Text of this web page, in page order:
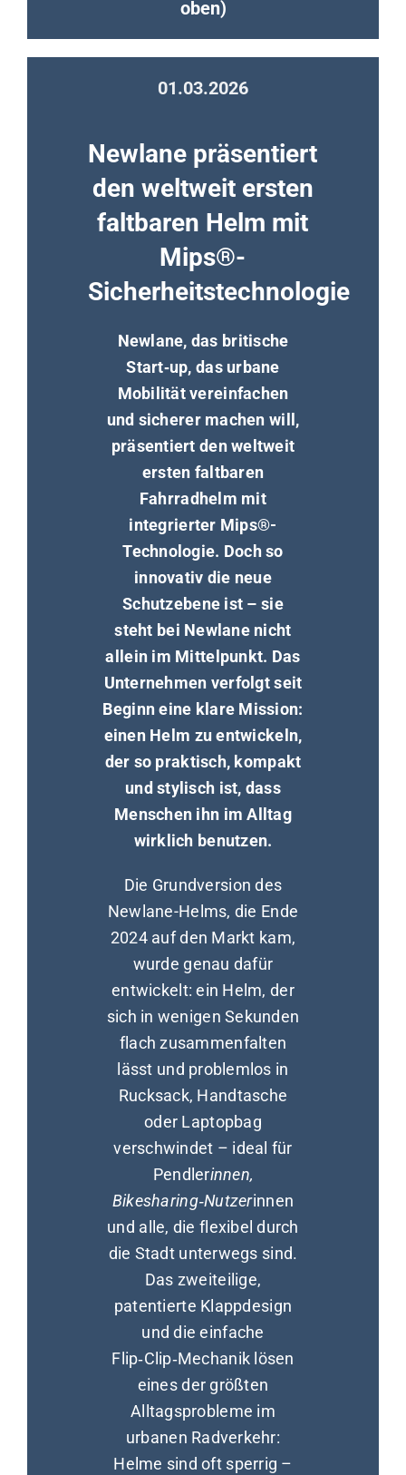
oben)
01.03.2026
Newlane präsentiert
den weltweit ersten
faltbaren Helm mit
Mips®-
Sicherheitstechnologie
Newlane, das britische
Start‑up, das urbane
Mobilität vereinfachen
und sicherer machen will,
präsentiert den weltweit
ersten faltbaren
Fahrradhelm mit
integrierter Mips®-
Technologie. Doch so
innovativ die neue
Schutzebene ist – sie
steht bei Newlane nicht
allein im Mittelpunkt. Das
Unternehmen verfolgt seit
Beginn eine klare Mission:
einen Helm zu entwickeln,
der so praktisch, kompakt
und stylisch ist, dass
Menschen ihn im Alltag
wirklich benutzen.
Die Grundversion des
Newlane-Helms, die Ende
2024 auf den Markt kam,
wurde genau dafür
entwickelt: ein Helm, der
sich in wenigen Sekunden
flach zusammenfalten
lässt und problemlos in
Rucksack, Handtasche
oder Laptopbag
verschwindet – ideal für
Pendlerinnen,
Bikesharing‑Nutzerinnen
und alle, die flexibel durch
die Stadt unterwegs sind.
Das zweiteilige,
patentierte Klappdesign
und die einfache
Flip‑Clip‑Mechanik lösen
eines der größten
Alltagsprobleme im
urbanen Radverkehr:
Helme sind oft sperrig –